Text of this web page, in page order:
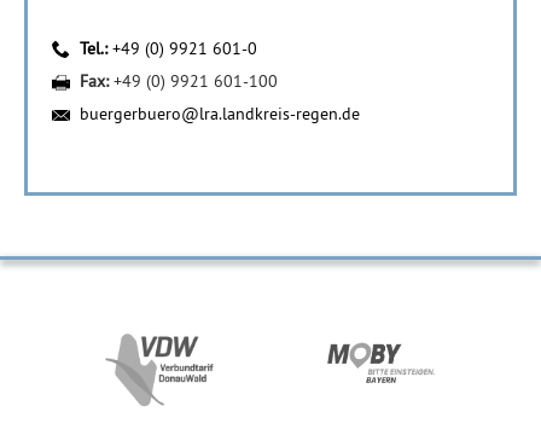
Tel.:+49 (0) 9921 601-0
Fax:+49 (0) 9921 601-100
buergerbuero@lra.landkreis-regen.de